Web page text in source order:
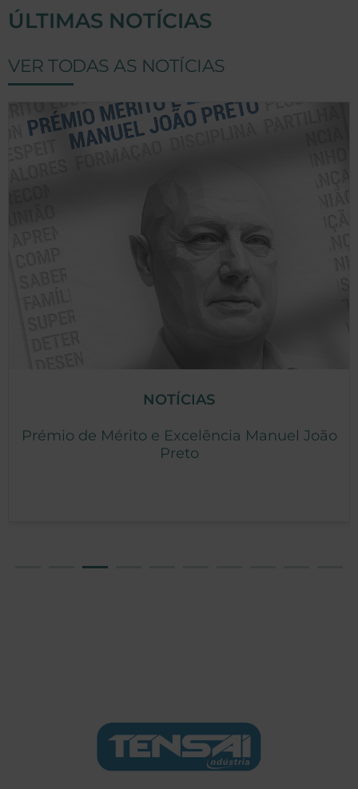
ÚLTIMAS NOTÍCIAS
VER TODAS AS NOTÍCIAS
NOTÍCIAS
Prémio de Mérito e Excelência Manuel João
Preto